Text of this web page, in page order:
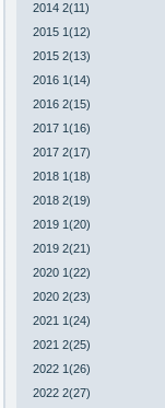
2014 2(11)
2015 1(12)
2015 2(13)
2016 1(14)
2016 2(15)
2017 1(16)
2017 2(17)
2018 1(18)
2018 2(19)
2019 1(20)
2019 2(21)
2020 1(22)
2020 2(23)
2021 1(24)
2021 2(25)
2022 1(26)
2022 2(27)